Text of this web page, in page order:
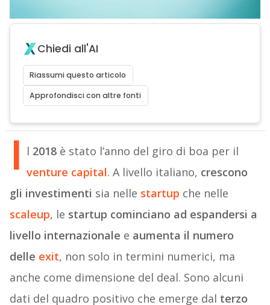
Chiedi all'AI
Riassumi questo articolo
Approfondisci con altre fonti
I l 2018è stato l’anno del giro di boa per il
venture capital. A livello italiano, crescono
gli investimenti sia nelle startup che nelle
scaleup, le startup cominciano ad espandersi a
livello internazionale e aumenta il numero
delle exit, non solo in termini numerici, ma
anche come dimensione del deal. Sono alcuni
dati del quadro positivo che emerge dal terzo